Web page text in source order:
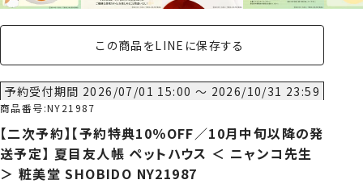
この商品をLINEに保存する
予約受付期間 2026/07/01 15:00 〜 2026/10/31 23:59
商品番号 NY21987
【二次予約】【予約特典10％OFF／10月中旬以降の発
送予定】 夏目友人帳 ペットハウス ＜ ニャンコ先生
＞ 粧美堂 SHOBIDO NY21987